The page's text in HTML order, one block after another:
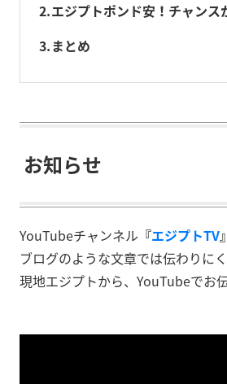
2 エジプトポンド安！チャンス
3 まとめ
お知らせ
YouTubeチャンネル 『エジプトTV』
ブログのような文章では伝わりに
現地エジプトから、YouTubeでお